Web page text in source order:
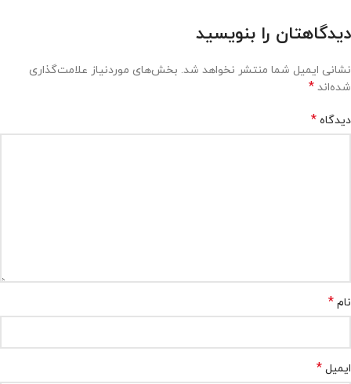
دیدگاهتان را بنویسید
نشانی ایمیل شما منتشر نخواهد شد. بخش‌های موردنیاز علامت‌گذاری
شده‌اند *
دیدگاه *
نام *
ایمیل *